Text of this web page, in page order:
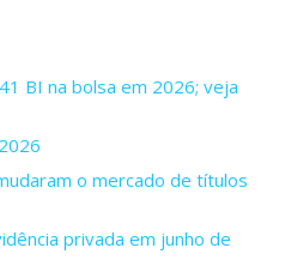
BI na bolsa em 2026; veja
o mercado de títulos
privada em junho de